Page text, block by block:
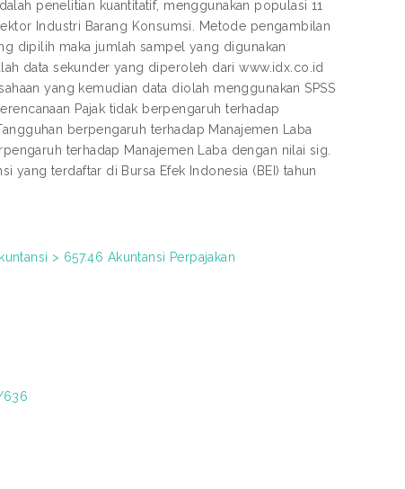
penelitian kuantitatif, menggunakan populasi 11
Industri Barang Konsumsi. Metode pengambilan
dipilih maka jumlah sampel yang digunakan
data sekunder yang diperoleh dari www.idx.co.id
yang kemudian data diolah menggunakan SPSS
Pajak tidak berpengaruh terhadap
berpengaruh terhadap Manajemen Laba
terhadap Manajemen Laba dengan nilai sig.
yang terdaftar di Bursa Efek Indonesia (BEI) tahun
> 657.46 Akuntansi Perpajakan
636